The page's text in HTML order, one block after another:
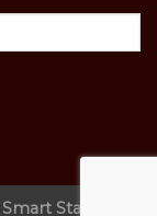
Smart Start